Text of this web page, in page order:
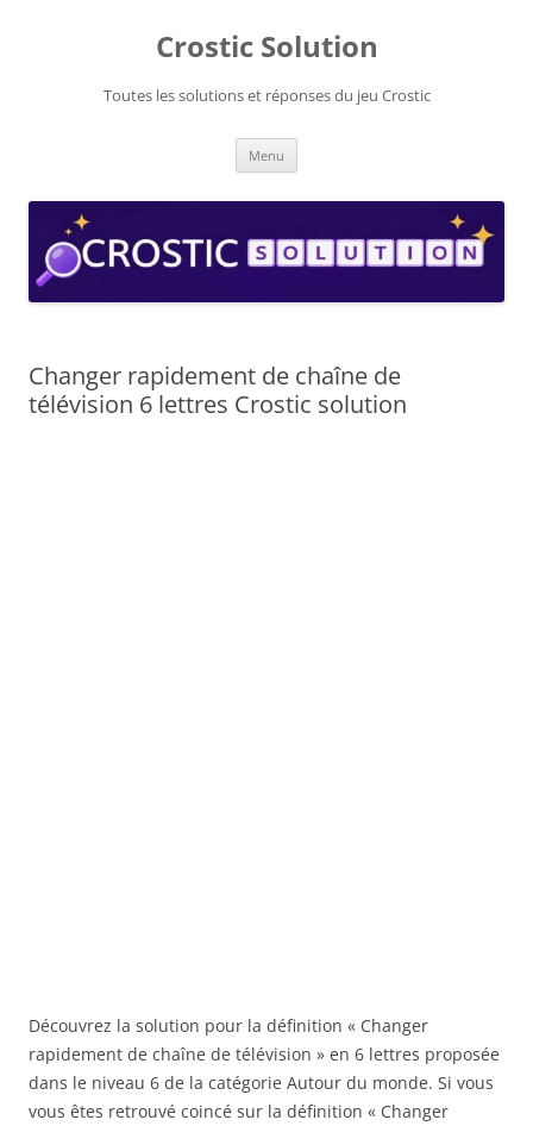
Crostic Solution
Toutes les solutions et réponses du jeu Crostic
Menu
Changer rapidement de chaîne de
télévision 6 lettres Crostic solution
Découvrez la solution pour la définition « Changer
rapidement de chaîne de télévision » en 6 lettres proposée
dans le niveau 6 de la catégorie Autour du monde. Si vous
vous êtes retrouvé coincé sur la définition « Changer